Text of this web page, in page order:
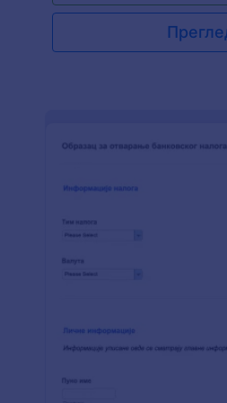
скенирани и послати у
користи овај бесплатан
за отварање ралуна да
ефикасност, побрини се да
слаже са твојим
фајлова за документе, или
корисних апликација за
продуктивности. Чак
образац са CRM системом
образац можеш олакшати
време и новац користећи